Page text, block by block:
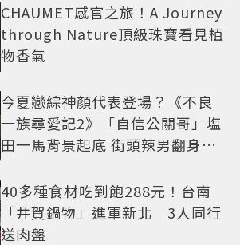
CHAUMET感官之旅！A Journey
through Nature頂級珠寶看見植
物香氣
今夏戀綜神顏代表登場？《不良
一族尋愛記2》「自信公關哥」塩
田一馬背景起底 街頭辣男翻身當
40多種食材吃到飽288元！台南
「井賀鍋物」進軍新北 3人同行
送肉盤